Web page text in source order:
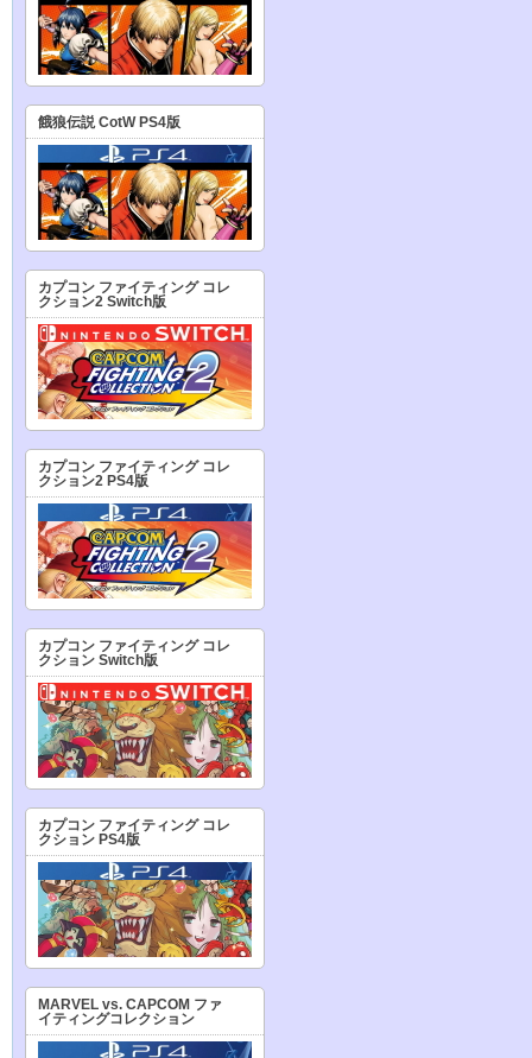
餓狼伝説 CotW PS4版
カプコン ファイティング コレ
クション2 Switch版
カプコン ファイティング コレ
クション2 PS4版
カプコン ファイティング コレ
クション Switch版
カプコン ファイティング コレ
クション PS4版
MARVEL vs. CAPCOM ファ
イティングコレクション